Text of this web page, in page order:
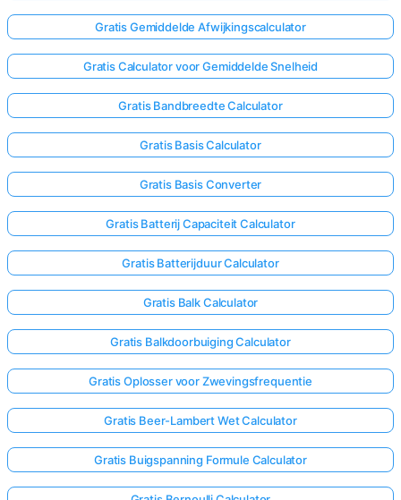
Gratis Gemiddelde Afwijkingscalculator
Gratis Calculator voor Gemiddelde Snelheid
Gratis Bandbreedte Calculator
Gratis Basis Calculator
Gratis Basis Converter
Gratis Batterij Capaciteit Calculator
Gratis Batterijduur Calculator
Gratis Balk Calculator
Gratis Balkdoorbuiging Calculator
Gratis Oplosser voor Zwevingsfrequentie
Gratis Beer-Lambert Wet Calculator
Gratis Buigspanning Formule Calculator